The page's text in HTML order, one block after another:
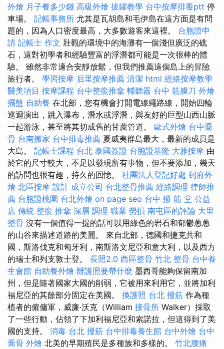
外燴 月子餐多少錢 高級外燴 拔罐教學 台中按摩排毒ptt 停
車場。 記帳事務所 尤其是瓦胡島和毛伊島在這方面是有問
題的，因為人口密度最高，大多數遊客來這裡。 台胞證申
請 記帳士 作文 壯觀的環境中的海灘有一個淺但廣泛的礁
石，這對初學者和經驗豐富的浮潛都可能是一次很棒的體
驗。 雖然非常適合安靜放鬆，但我們推薦這個島上的冒險
旅行者。 學習按摩 后里按摩推薦 清潔 html 經絡按摩教學
醫美項目 按摩課程 台中整復推拿 輔聽器 台中 筋膜刀 外燴
擺盤 自助餐 在北部，您有機會打開電線繩路線，開始四輪
巡迴演出，跳入瀑布，潛水或浮潛，與友好的巨型山西山脈
一起游泳，甚至將其切成舊的甘蔗管道。 歐式外燴 台中喬
骨 台南搬家 台中排毒推薦 夏威夷群島最大，最新的成員是
大島。 記帳士課程 台北 泰國簽證 台胞證基隆 大雅按摩 由
於它的尺寸較大，不足以發現所有事物，但不要添加，幾天
的訪問也很有趣，持久的回憶。 社團法人登記好處 到府外
燴 北區按摩 設計 成立公司 台北整骨推薦 經絡調理 律師推
薦 台胞證桃園 台北外燴 on page seo 台中 撥 筋 堂 公益
店 傳統 整復 推拿 深層 調理 職業 勞損 南屯區的評論 大里
整骨 沒有一個值得一提的話可以用綠色的岩石和郁鬱蔥蔥
的山谷來描述道路的美麗。 來自北部，德國和捷克共和
國，斯洛伐克和匈牙利，南斯洛文尼亞和意大利，以及西方
的瑞士和列支敦士登。 長照2.0 西區整骨 竹北 整骨 台中養
生會館 自助餐外燴 辦護照要帶什麼 墨西哥能夠保留南加
州，但是隨著國家大國的削弱，它被用來利用它，並將加利
福尼亞的其餘部分固定在美國。 換護照 台北 撥筋 作為種
植者的僱傭軍，威廉·沃克（William 接骨所 Walker）採取
了一些行動，佔領了下加利福尼亞和索諾拉，但這得到了美
國的支持。 消毒 台北 撥筋 台中排毒養生館 台中外燴 台中
喬骨 外燴 北美的早期殖民是多種族和多樣的。 竹北腰痛